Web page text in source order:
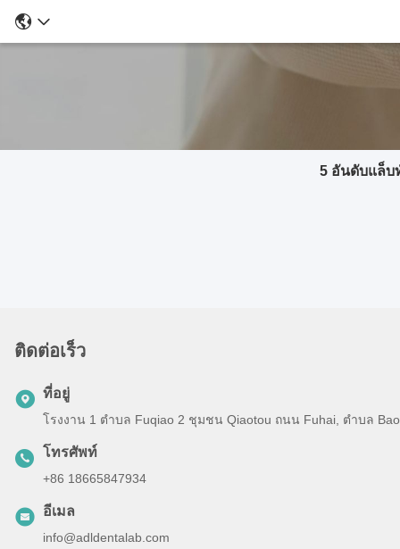
5 อันดับแล็บ
ติดต่อเร็ว
ที่อยู่
โรงงาน 1 ตําบล Fuqiao 2 ชุมชน Qiaotou ถนน Fuhai, ตําบล
โทรศัพท์
+86 18665847934
อีเมล
info@adldentalab.com